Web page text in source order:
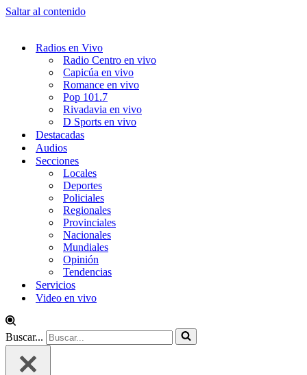
Saltar al contenido
Radios en Vivo
Radio Centro en vivo
Capicúa en vivo
Romance en vivo
Pop 101.7
Rivadavia en vivo
D Sports en vivo
Destacadas
Audios
Secciones
Locales
Deportes
Policiales
Regionales
Provinciales
Nacionales
Mundiales
Opinión
Tendencias
Servicios
Video en vivo
Buscar...